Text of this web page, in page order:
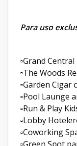
Para uso
▫️Grand
▫️The Woods
▫️Garden Cigar
▫️Pool Launge
▫️Run & Play
▫️Lobby
▫️Coworking